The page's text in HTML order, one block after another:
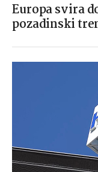
Europa svira
pozadinski